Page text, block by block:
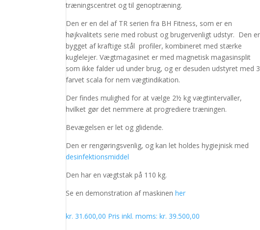
træningscentret og til genoptræning.
Den er en del af TR serien fra BH Fitness, som er en
højkvalitets serie med robust og brugervenligt udstyr. Den er
bygget af kraftige stål profiler, kombineret med stærke
kuglelejer. Vægtmagasinet er med magnetisk magasinsplit
som ikke falder ud under brug, og er desuden udstyret med
farvet scala for nem vægtindikation.
Der findes mulighed for at vælge 2½ kg vægtintervaller,
hvilket gør det nemmere at progrediere træningen.
Bevægelsen er let og glidende.
Den er rengøringsvenlig, og kan let holdes hygiejnisk med
desinfektionsmiddel
Den har en vægtstak på 110 kg.
Se en demonstration af maskinenher
kr. 31.600,00 Pris inkl. moms:kr. 39.500,00